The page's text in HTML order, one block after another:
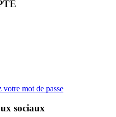
votre mot de passe
sociaux